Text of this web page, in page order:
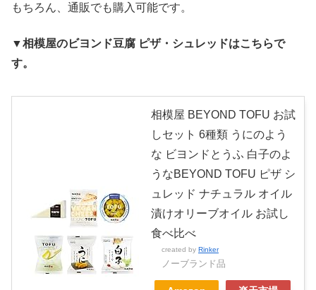
もちろん、通販でも購入可能です。
▼相模屋のビヨンド豆腐 ピザ・シュレッドはこちらで
す。
相模屋 BEYOND TOFU お試
しセット 6種類 うにのよう
な ビヨンドとうふ 白子のよ
うなBEYOND TOFU ピザ シ
ュレッド ナチュラル オイル
漬けオリーブオイル お試し
食べ比べ
created by Rinker
ノーブランド品